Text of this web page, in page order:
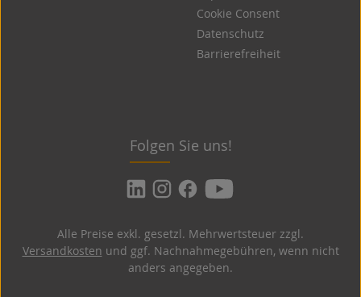
Cookie Consent
Datenschutz
Barrierefreiheit
Folgen Sie uns!
Alle Preise exkl. gesetzl. Mehrwertsteuer zzgl.
Versandkosten und ggf. Nachnahmegebühren, wenn nicht
anders angegeben.